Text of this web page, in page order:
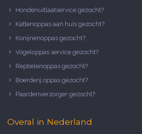
Hondenuitlaatservice gezocht?
Kattenoppas aan huis gezocht?
Konijnenoppas gezocht?
Vogeloppas service gezocht?
Reptielenoppas gezocht?
Boerderij oppas gezocht?
Paardenverzorger gezocht?
Overal in Nederland